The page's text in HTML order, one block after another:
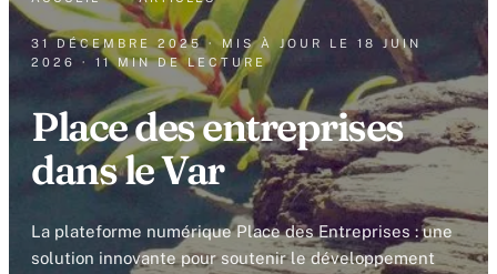
31 DÉCEMBRE 2025 · MIS À JOUR LE 18 JUIN
2026
· 11 MIN DE LECTURE
Place des entreprises
dans le Var
La plateforme numérique Place des Entreprises : une
solution innovante pour soutenir le développement